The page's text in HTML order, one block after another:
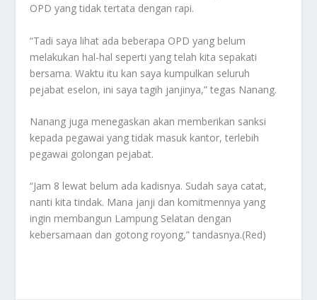
OPD yang tidak tertata dengan rapi.
“Tadi saya lihat ada beberapa OPD yang belum
melakukan hal-hal seperti yang telah kita sepakati
bersama. Waktu itu kan saya kumpulkan seluruh
pejabat eselon, ini saya tagih janjinya,” tegas Nanang.
Nanang juga menegaskan akan memberikan sanksi
kepada pegawai yang tidak masuk kantor, terlebih
pegawai golongan pejabat.
“Jam 8 lewat belum ada kadisnya. Sudah saya catat,
nanti kita tindak. Mana janji dan komitmennya yang
ingin membangun Lampung Selatan dengan
kebersamaan dan gotong royong,” tandasnya.(Red)